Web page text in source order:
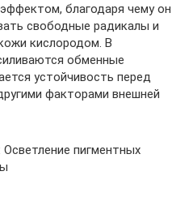
благодаря чему он
свободные радикалы и
кислородом. В
обменные
устойчивость перед
факторами внешней
пигментных